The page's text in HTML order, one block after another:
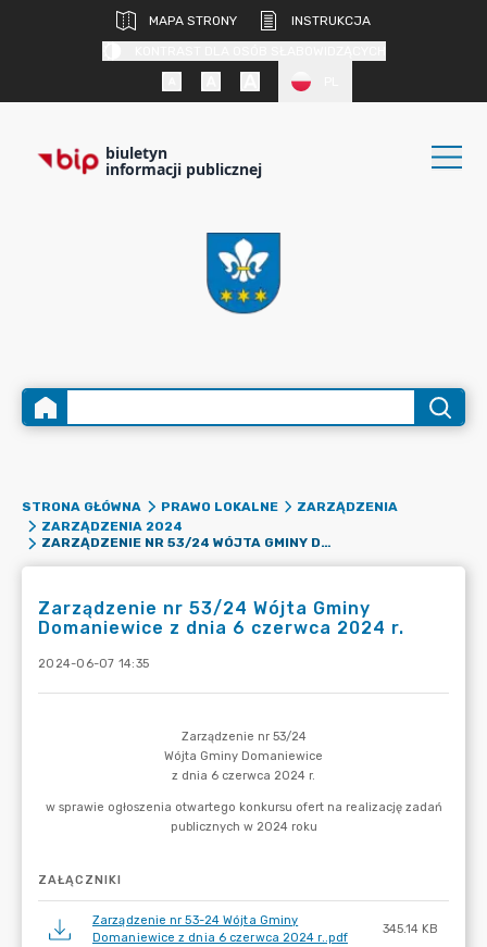
MAPA STRONY
INSTRUKCJA
biuletyn
informacji publicznej
STRONA GŁÓWNA PRAWO LOKALNE
ZARZĄDZENIA
ZARZĄDZENIA 2024
ZARZĄDZENIE NR 53/24 WÓJTA GMINY DOMANIEWICE Z DNIA 6 CZERWCA 2024 R.
Zarządzenie nr 53/24 Wójta Gminy
Domaniewice z dnia 6 czerwca 2024 r.
2024-06-07 14:35
ZAŁĄCZNIKI
Zarządzenie nr 53-24 Wójta Gminy
Domaniewice z dnia 6 czerwca 2024 r..pdf
345.14 KB